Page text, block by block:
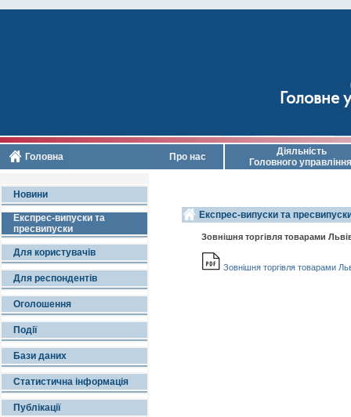
Головне
Головна Про нас
Діяльність
Головного управління
Новини
Експрес-випуски та
пресвипуски
Для користувачів
Для респондентів
Оголошення
Події
Бази даних
Статистична інформація
Публікації
Експрес-випуски та
Зовнішня торгівля товарами
Зовнішня торгівля товарами